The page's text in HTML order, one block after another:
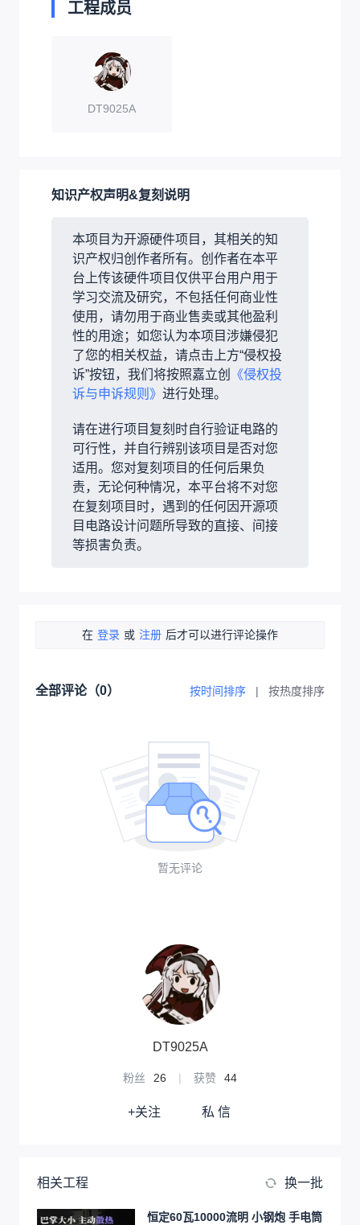
工程成员
DT9025A
知识产权声明&复刻说明
本项目为开源硬件项目，其相关的知
识产权归创作者所有。创作者在本平
台上传该硬件项目仅供平台用户用于
学习交流及研究，不包括任何商业性
使用，请勿用于商业售卖或其他盈利
性的用途；如您认为本项目涉嫌侵犯
了您的相关权益，请点击上方“侵权投
诉”按钮，我们将按照嘉立创
《侵权投
诉与申诉规则》 进行处理。
请在进行项目复刻时自行验证电路的
可行性，并自行辨别该项目是否对您
适用。您对复刻项目的任何后果负
责，无论何种情况，本平台将不对您
在复刻项目时，遇到的任何因开源项
目电路设计问题所导致的直接、间接
等损害负责。
在 登录 或 注册 后才可以进行评论操作
全部评论（0） 按时间排序 | 按热度排序
暂无评论
DT9025A
粉丝 26 | 获赞 44
+关注 私 信
相关工程 换一批
恒定60瓦10000流明 小钢炮 手电筒